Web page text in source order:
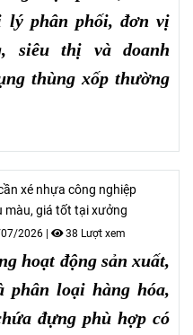
lý phân phối, đơn vị
siêu thị và doanh
thùng xốp thường
xé nhựa công nghiệp
màu, giá tốt tại xưởng
2026 | 38 Lượt xem
hoạt động sản xuất,
phân loại hàng hóa,
đựng phù hợp có